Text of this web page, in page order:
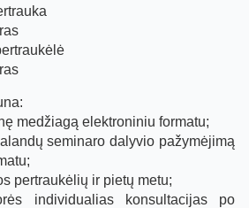
medžiagą elektroniniu formatu;
seminaro dalyvio pažymėjimą
pertraukėlių ir pietų metu;
individualias konsultacijas po